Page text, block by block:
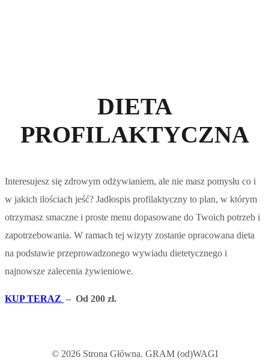
DIETA
PROFILAKTYCZNA
Interesujesz się zdrowym odżywianiem, ale nie masz pomysłu co i
w jakich ilościach jeść? Jadłospis profilaktyczny to plan, w którym
otrzymasz smaczne i proste menu dopasowane do Twoich potrzeb i
zapotrzebowania. W ramach tej wizyty zostanie opracowana dieta
na podstawie przeprowadzonego wywiadu dietetycznego i
najnowsze zalecenia żywieniowe.
KUP TERAZ – Od 200 zł.
© 2026 Strona Główna. GRAM (od)WAGI